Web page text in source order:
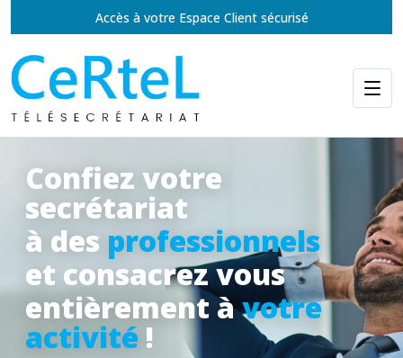
Accès à votre Espace Client sécurisé
Confiez votre
secrétariat
à des professionnels
et consacrez vous
entièrement àvotre
activité !